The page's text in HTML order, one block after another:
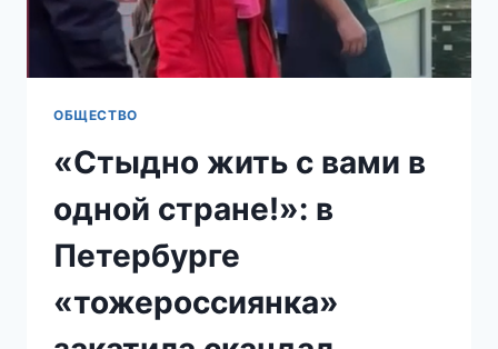
ОБЩЕСТВО
«Стыдно жить с вами в
одной стране!»: в
Петербурге
«тожероссиянка»